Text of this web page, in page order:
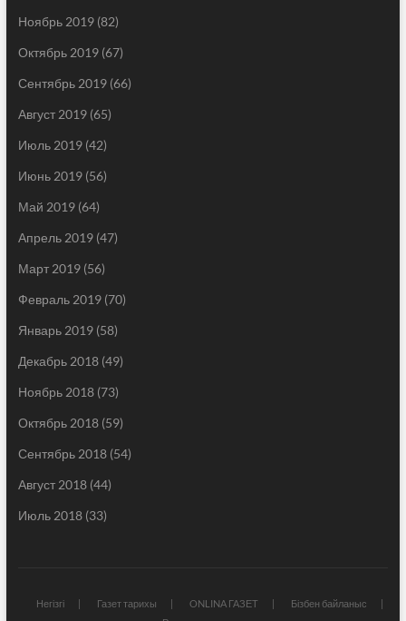
Ноябрь 2019(82)
Октябрь 2019(67)
Сентябрь 2019(66)
Август 2019(65)
Июль 2019(42)
Июнь 2019(56)
Май 2019(64)
Апрель 2019(47)
Март 2019(56)
Февраль 2019(70)
Январь 2019(58)
Декабрь 2018(49)
Ноябрь 2018(73)
Октябрь 2018(59)
Сентябрь 2018(54)
Август 2018(44)
Июль 2018(33)
Негізгі Газет тарихы ONLINA ГАЗЕТ
Бізбен байланыс